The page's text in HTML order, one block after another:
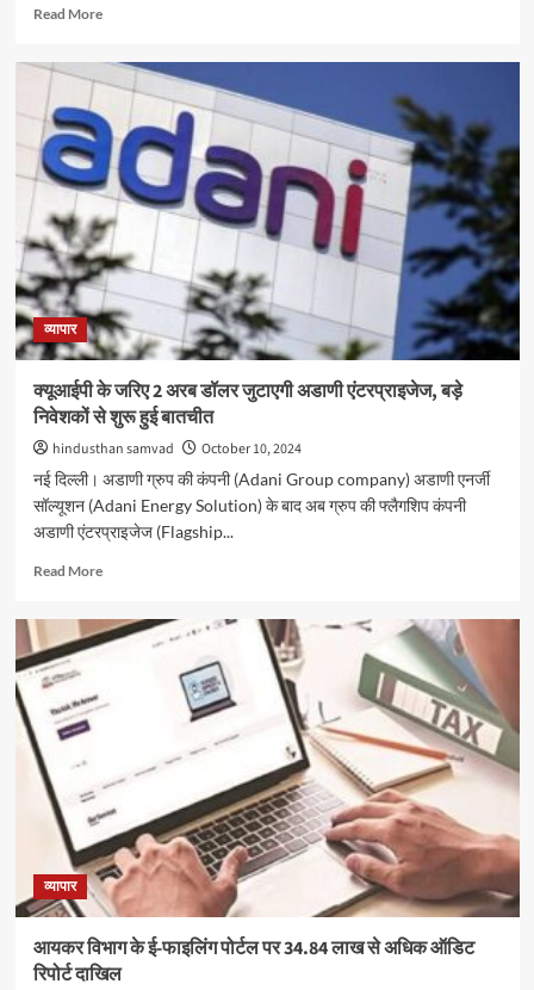
Read MoreRead
शेयर
में
हो
रही
गिरावट
पर
लगी
ब्रेक,
दोनों
सूचकांक
हरे
निशान
व्यापार
क्यूआईपी के जरिए 2 अरब डॉलर जुटाएगी अडाणी एंटरप्राइजेज, बड़े
निवेशकों से शुरू हुई बातचीत
hindusthan samvad
October 10, 2024
नई दिल्ली। अडाणी ग्रुप की कंपनी (Adani Group company) अडाणी एनर्जी
सॉल्यूशन (Adani Energy Solution) के बाद अब ग्रुप की फ्लैगशिप कंपनी
अडाणी एंटरप्राइजेज (Flagship...
Read MoreRead
क्यूआईपी
2
जुटाएगी
अडाणी
एंटरप्राइजेज,
बड़े
निवेशकों
से
शुरू
बातचीत
व्यापार
आयकर विभाग के ई-फाइलिंग पोर्टल पर 34.84 लाख से अधिक ऑडिट
रिपोर्ट दाखिल